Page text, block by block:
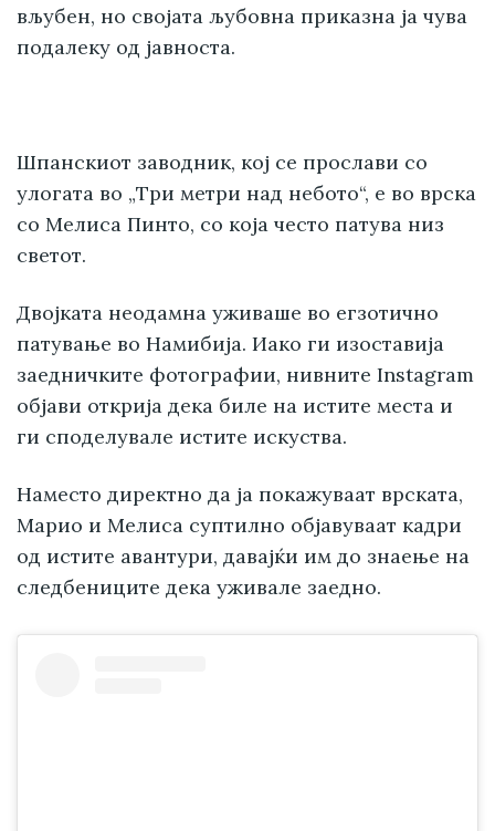
вљубен, но својата љубовна приказна ја чува
подалеку од јавноста.
Шпанскиот заводник, кој се прослави со
улогата во „Три метри над небото“, е во врска
со Мелиса Пинто, со која често патува низ
светот.
Двојката неодамна уживаше во егзотично
патување во Намибија. Иако ги изоставија
заедничките фотографии, нивните Instagram
објави открија дека биле на истите места и
ги споделувале истите искуства.
Наместо директно да ја покажуваат врската,
Марио и Мелиса суптилно објавуваат кадри
од истите авантури, давајќи им до знаење на
следбениците дека уживале заедно.